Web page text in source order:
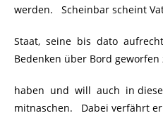
werden. Scheinbar scheint
Staat, seine bis dato
Bedenken über Bord geworfen
haben und will auch in
mitnaschen. Dabei verfährt